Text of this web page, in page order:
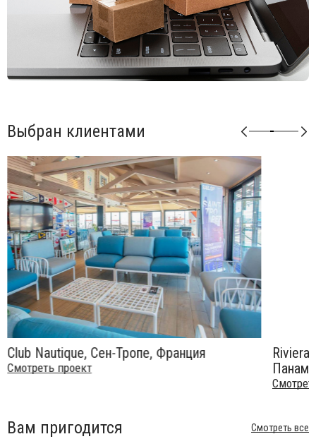
Возможные цвета подушек из ткани Sunbrella: синий
(adriatic), лед (ghiaccio), авокадо (avocado), джунгли
(giungla), холст (canvas).
Возможные цвета подушек из ткани TECH: панама
(panama).
Открыть технические характеристики
Открыть инструкцию по сборке.
Можно докупать модули и корректировать размеры
мебели под необходимые размеры. Элементы серии
Кomodo комбинируются между собой в любой
последовательности, создавая индивидуальные решения
для Вашего интерьера.
Выбран клиентами
Club Nautique, Сен-Тропе, Франция
Смотреть проект
Riviera
Панама
Вам пригодится Смотреть все